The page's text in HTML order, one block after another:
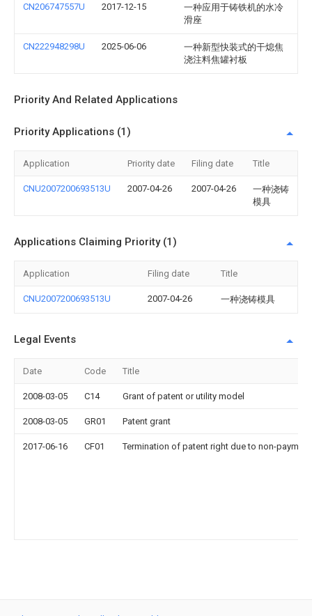
CN206747557U 2017-12-15
一种应用于铸铁机的水冷
滑座
CN222948298U 2025-06-06
一种新型快装式的干熄焦
浇注料焦罐衬板
Priority And Related Applications
Priority Applications (1)
Application Priority date Filing date Title
CNU2007200693513U 2007-04-26 2007-04-26
一种浇铸
模具
Applications Claiming Priority (1)
Application Filing date Title
CNU2007200693513U 2007-04-26 一种浇铸模具
Legal Events
Date Code Title
2008-03-05 C14 Grant of patent or utility model
2008-03-05 GR01 Patent grant
2017-06-16 CF01 Termination of patent right due to non-